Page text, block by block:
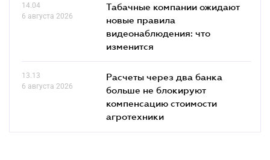
14.04
6 августа 2026
Табачные компании ожидают
новые правила
видеонаблюдения: что
изменится
13.13
6 августа 2026
Расчеты через два банка
больше не блокируют
компенсацию стоимости
агротехники